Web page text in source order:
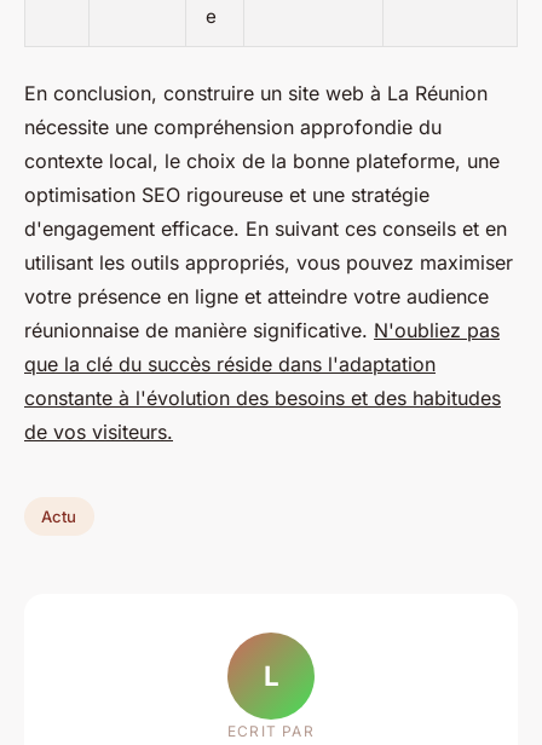
e
En conclusion, construire un site web à La Réunion
nécessite une compréhension approfondie du
contexte local, le choix de la bonne plateforme, une
optimisation SEO rigoureuse et une stratégie
d'engagement efficace. En suivant ces conseils et en
utilisant les outils appropriés, vous pouvez maximiser
votre présence en ligne et atteindre votre audience
réunionnaise de manière significative. N'oubliez pas
que la clé du succès réside dans l'adaptation
constante à l'évolution des besoins et des habitudes
de vos visiteurs.
Actu
L
ECRIT PAR